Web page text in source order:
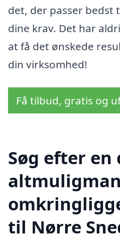
det, der passer bedst
dine krav. Det har
at få det ønskede
din virksomhed!
Få tilbud, gratis og
Søg efter
til Nørre